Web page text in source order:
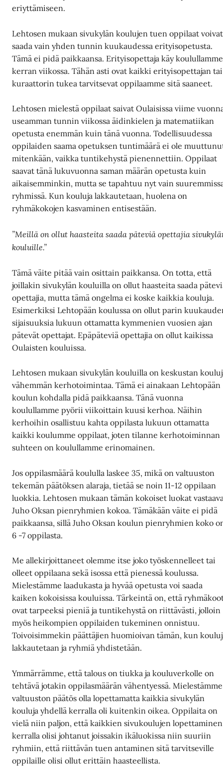
eriyttämiseen.
Lehtosen mukaan sivukylän koulujen tuen oppilaat voivat
saada vain yhden tunnin kuukaudessa erityisopetusta.
Tämä ei pidä paikkaansa. Erityisopettaja käy koulullamme
kerran viikossa. Tähän asti ovat kaikki erityisopettajan tai
kuraattorin tukea tarvitsevat oppilaamme sitä saaneet.
Lehtosen mielestä oppilaat saivat Oulaisissa viime
useamman tunnin viikossa äidinkielen ja matematiikan
opetusta enemmän kuin tänä vuonna. Todellisuudessa
oppilaiden saama opetuksen tuntimäärä ei ole
mitenkään, vaikka tuntikehystä pienennettiin. Oppilaat
saavat tänä lukuvuonna saman määrän opetusta kuin
aikaisemminkin, mutta se tapahtuu nyt vain
ryhmissä. Kun kouluja lakkautetaan, huolena on
ryhmäkokojen kasvaminen entisestään.
”Meillä on ollut haasteita saada päteviä opettajia
kouluille.”
Tämä väite pitää vain osittain paikkansa. On totta, että
joillakin sivukylän kouluilla on ollut haasteita saada
opettajia, mutta tämä ongelma ei koske kaikkia kouluja.
Esimerkiksi Lehtopään koulussa on ollut parin
sijaisuuksia lukuun ottamatta kymmenien vuosien ajan
pätevät opettajat. Epäpäteviä opettajia on ollut kaikissa
Oulaisten kouluissa.
Lehtosen mukaan sivukylän kouluilla on keskustan
vähemmän kerhotoimintaa. Tämä ei ainakaan Lehtopään
koulun kohdalla pidä paikkaansa. Tänä vuonna
koulullamme pyörii viikoittain kuusi kerhoa. Näihin
kerhoihin osallistuu kahta oppilasta lukuun ottamatta
kaikki koulumme oppilaat, joten tilanne kerhotoiminnan
suhteen on koulullamme erinomainen.
Jos oppilasmäärä koululla laskee 35, mikä on valtuuston
tekemän päätöksen alaraja, tietää se noin 11-12 oppilaan
luokkia. Lehtosen mukaan tämän kokoiset luokat
Juho Oksan pienryhmien kokoa. Tämäkään väite ei pidä
paikkaansa, sillä Juho Oksan koulun pienryhmien koko
6 -7 oppilasta.
Me allekirjoittaneet olemme itse joko työskennelleet tai
olleet oppilaana sekä isossa että pienessä koulussa.
Mielestämme laadukasta ja hyvää opetusta voi saada
kaiken kokoisissa kouluissa. Tärkeintä on, että
ovat tarpeeksi pieniä ja tuntikehystä on riittävästi, jolloin
myös heikompien oppilaiden tukeminen onnistuu.
Toivoisimmekin päättäjien huomioivan tämän, kun
lakkautetaan ja ryhmiä yhdistetään.
Ymmärrämme, että talous on tiukka ja kouluverkolle on
tehtävä jotakin oppilasmäärän vähentyessä. Mielestämme
valtuuston päätös olla lopettamatta kaikkia sivukylän
kouluja yhdellä kerralla oli kuitenkin oikea. Oppilaita on
vielä niin paljon, että kaikkien sivukoulujen lopettaminen
kerralla olisi johtanut joissakin ikäluokissa niin suuriin
ryhmiin, että riittävän tuen antaminen sitä tarvitseville
oppilaille olisi ollut erittäin haasteellista.